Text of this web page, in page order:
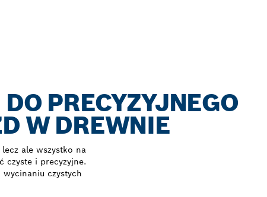
PRECYZYJNEGO
W DREWNIE
ale wszystko na
czyste i precyzyjne.
wycinaniu czystych